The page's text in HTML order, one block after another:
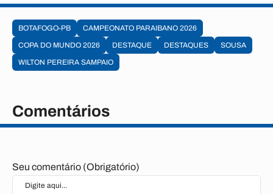
BOTAFOGO-PB
CAMPEONATO PARAIBANO 2026
COPA DO MUNDO 2026
DESTAQUE DESTAQUES
SOUSA
WILTON PEREIRA SAMPAIO
Comentários
Seu comentário (Obrigatório)